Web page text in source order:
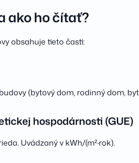
ako ho čítať?
obsahuje tieto časti:
(bytový dom, rodinný dom,
hospodárnosti (GUE)
Uvádzaný v kWh/(m²·rok).